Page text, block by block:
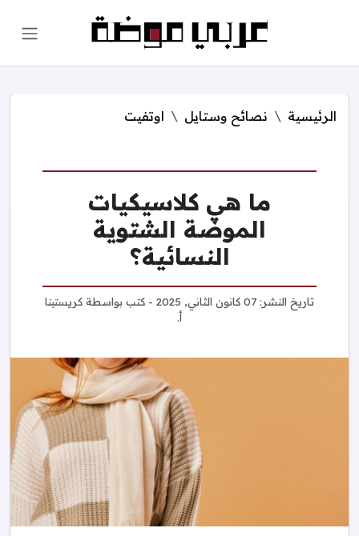
الرئيسية نصائح وستايل اوتفيت
ما هي كلاسيكيات
الموضة الشتوية
النسائية؟
تاريخ النشر: 07 كانون الثاني, 2025 - كتب بواسطة كريستينا
أ.